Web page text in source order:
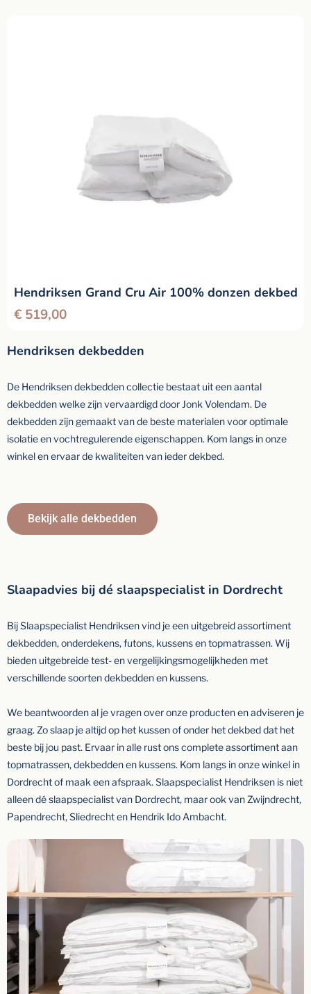
Hendriksen dekbedden
De Hendriksen dekbedden collectie bestaat uit een aantal
dekbedden welke zijn vervaardigd door Jonk Volendam. De
dekbedden zijn gemaakt van de beste materialen voor optimale
isolatie en vochtregulerende eigenschappen. Kom langs in onze
winkel en ervaar de kwaliteiten van ieder dekbed.
Bekijk alle dekbedden
Hendriksen Grand Cru Air 100% donzen dekbed
€ 519,00
Slaapadvies bij dé slaapspecialist in Dordrecht
Bij Slaapspecialist Hendriksen vind je een uitgebreid assortiment
dekbedden, onderdekens, futons, kussens en topmatrassen. Wij
bieden uitgebreide test- en vergelijkingsmogelijkheden met
verschillende soorten dekbedden en kussens.
We beantwoorden al je vragen over onze producten en adviseren je
graag. Zo slaap je altijd op het kussen of onder het dekbed dat het
beste bij jou past. Ervaar in alle rust ons complete assortiment aan
topmatrassen, dekbedden en kussens. Kom langs in onze winkel in
Dordrecht of maak een afspraak. Slaapspecialist Hendriksen is niet
alleen dé slaapspecialist van Dordrecht, maar ook van Zwijndrecht,
Papendrecht, Sliedrecht en Hendrik Ido Ambacht.